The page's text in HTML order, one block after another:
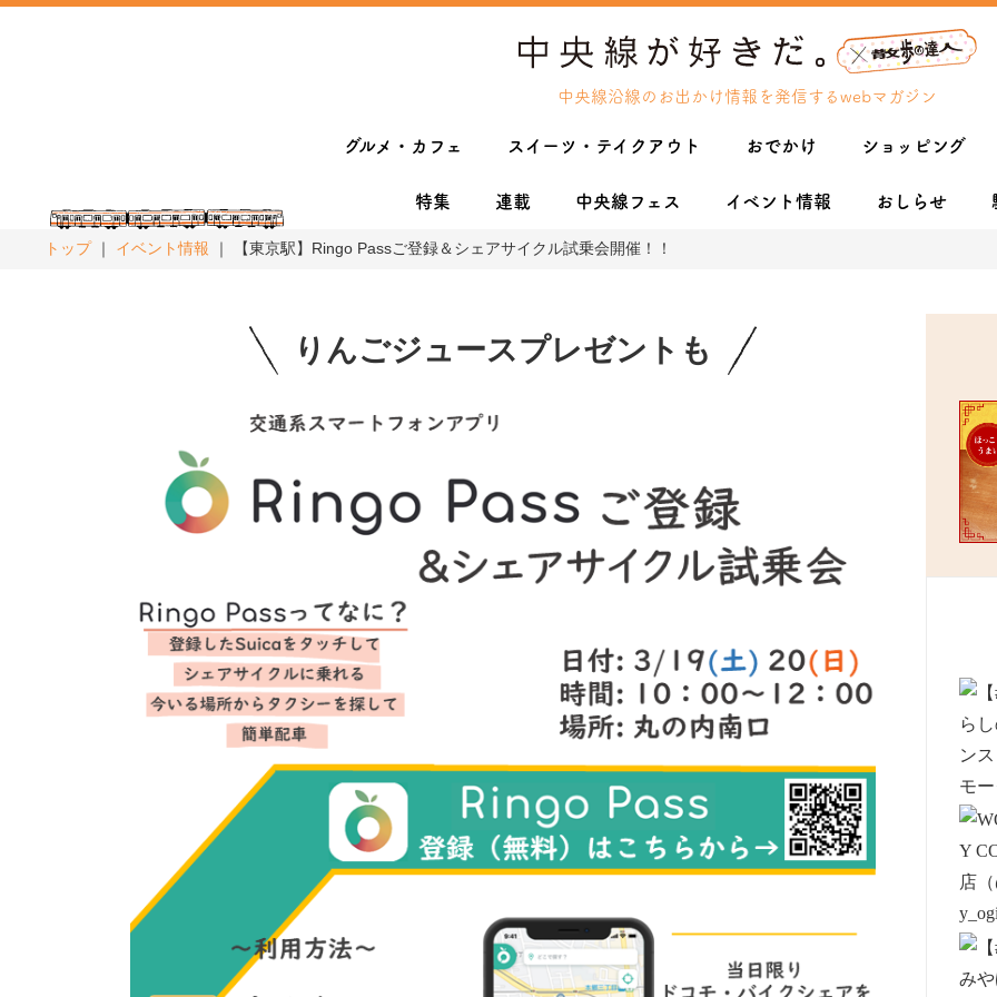
中央線沿線のお出かけ情報を発信するwebマガジン
グルメ・カフェ スイーツ・テイクアウト おでかけ ショッピング
特集 連載 中央線フェス イベント情報 おしらせ
トップ イベント情報 【東京駅】Ringo Passご登録＆シェアサイクル試乗会開催！！
りんごジュースプレゼントも